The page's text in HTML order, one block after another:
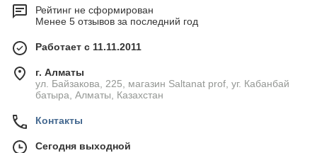
Рейтинг не сформирован
Менее 5 отзывов за последний год
Работает с 11.11.2011
г. Алматы
ул. Байзакова, 225, магазин Saltanat prof, уг. Кабанбай
батыра, Алматы, Казахстан
Контакты
Сегодня выходной